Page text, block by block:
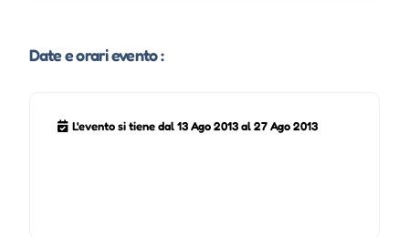
Date e orari evento :
L'evento si tiene dal 13 Ago 2013 al 27 Ago 2013